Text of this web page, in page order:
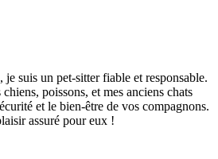
je suis un pet-sitter fiable et responsable.
poissons, et mes anciens chats
et le bien-être de vos compagnons.
assuré pour eux !